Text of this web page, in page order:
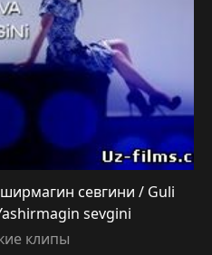
севгини / Guli
sevgini
клипы